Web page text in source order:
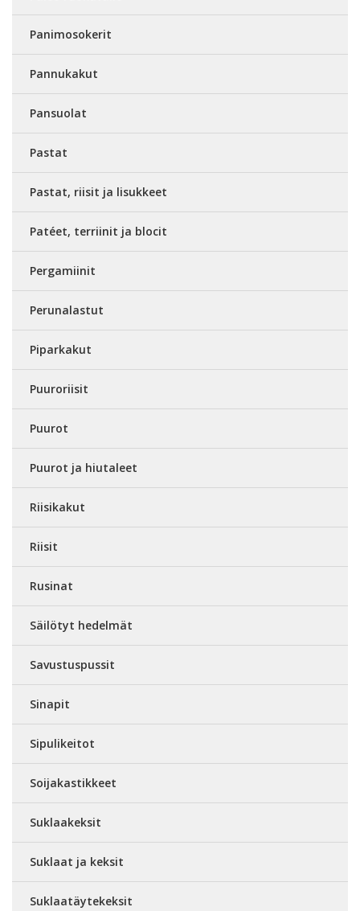
Panimosokerit
Pannukakut
Pansuolat
Pastat
Pastat, riisit ja lisukkeet
Patéet, terriinit ja blocit
Pergamiinit
Perunalastut
Piparkakut
Puuroriisit
Puurot
Puurot ja hiutaleet
Riisikakut
Riisit
Rusinat
Säilötyt hedelmät
Savustuspussit
Sinapit
Sipulikeitot
Soijakastikkeet
Suklaakeksit
Suklaat ja keksit
Suklaatäytekeksit